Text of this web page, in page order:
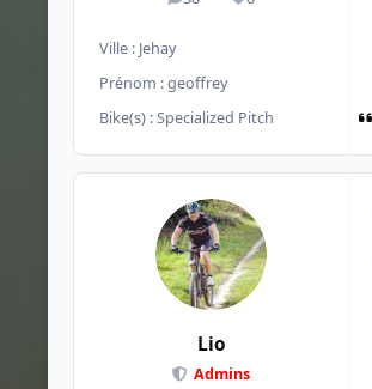
Ville : Jehay
Prénom :geoffrey
Bike(s) :Specialized Pitch
Lio
Admins